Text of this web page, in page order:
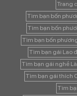
Trang
Tìm bạn bốn
Tìm bạn bốn
Tìm bạn bốn
Tìm bạn gái Lao
Tìm bạn gái nghề
Tìm bạn gái thích
Tìm